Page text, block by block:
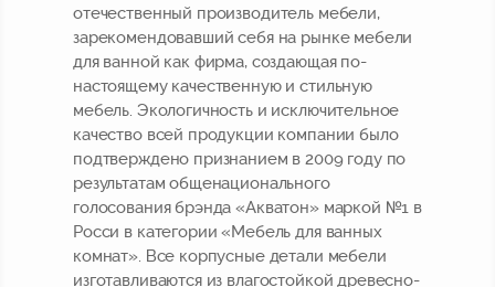
отечественный производитель мебели,
зарекомендовавший себя на рынке мебели
для ванной как фирма, создающая по-
настоящему качественную и стильную
мебель. Экологичность и исключительное
качество всей продукции компании было
подтверждено признанием в 2009 году по
результатам общенационального
голосования брэнда «Акватон» маркой №1 в
Росси в категории «Мебель для ванных
комнат». Все корпусные детали мебели
изготавливаются из влагостойкой древесно-